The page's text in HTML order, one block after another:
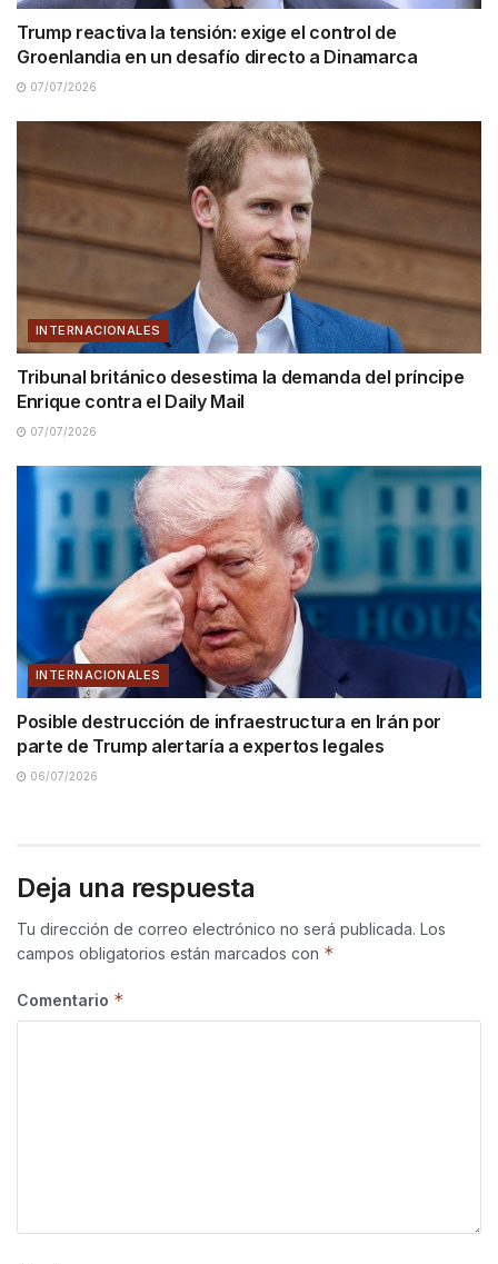
Trump reactiva la tensión: exige el control de
Groenlandia en un desafío directo a Dinamarca
07/07/2026
INTERNACIONALES
Tribunal británico desestima la demanda del príncipe
Enrique contra el Daily Mail
07/07/2026
INTERNACIONALES
Posible destrucción de infraestructura en Irán por
parte de Trump alertaría a expertos legales
06/07/2026
Deja una respuesta
Tu dirección de correo electrónico no será publicada. Los
campos obligatorios están marcados con *
Comentario *